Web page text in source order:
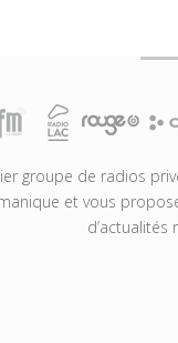
groupe de radios
et vous
d’actualités